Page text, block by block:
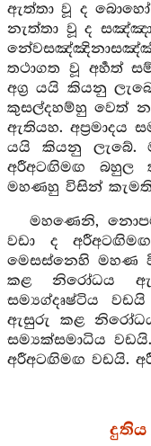
ඇත්තා වූ ද
නැත්තා වූ ද
තථාගත වූ අර්‍හත්
අග්‍ර යයි කියනු
කුසල්දහම්හු වෙත්
ඇතියහ. අප්‍රමාදය
යයි කියනු ලැබේ.
අරීඅටඟිමඟ
මහණහු විසින්
මහණෙනි,
වඩා ද
මෙසස්නෙහි මහණ
කළ නිරෝධය
සම්‍යග්දෘෂ්ටිය
ඇසුරු කළ
සම්‍යක්සමාධිය
අරීඅටඟිමඟ වඩයි.
දුතිය